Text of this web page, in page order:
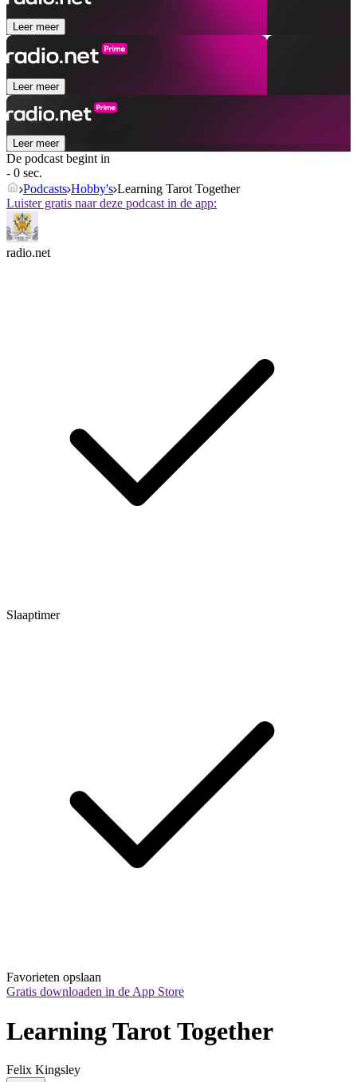
Leer meer
Leer meer
Leer meer
De podcast begint in
- 0 sec.
Podcasts Hobby's Learning Tarot Together
Luister gratis naar deze podcast in de app:
radio.net
Slaaptimer
Favorieten opslaan
Gratis downloaden in de App Store
Learning Tarot Together
Felix Kingsley